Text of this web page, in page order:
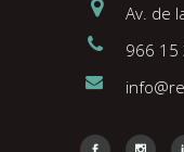
Av. de
966 15